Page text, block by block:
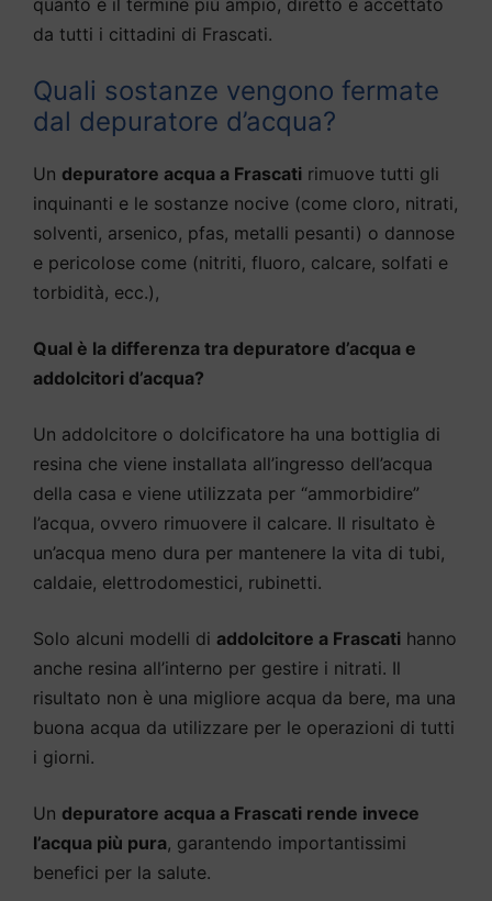
da tutti i cittadini di Frascati.
Quali sostanze vengono fermate
dal depuratore d’acqua?
Un depuratore acqua a Frascati rimuove tutti gli
inquinanti e le sostanze nocive (come cloro, nitrati,
solventi, arsenico, pfas, metalli pesanti) o dannose
e pericolose come (nitriti, fluoro, calcare, solfati e
torbidità, ecc.),
Qual è la differenza tra depuratore d’acqua e
addolcitori d’acqua?
Un addolcitore o dolcificatore ha una bottiglia di
resina che viene installata all’ingresso dell’acqua
della casa e viene utilizzata per “ammorbidire”
l’acqua, ovvero rimuovere il calcare. Il risultato è
un’acqua meno dura per mantenere la vita di tubi,
caldaie, elettrodomestici, rubinetti.
Solo alcuni modelli di addolcitore a Frascati hanno
anche resina all’interno per gestire i nitrati. Il
risultato non è una migliore acqua da bere, ma una
buona acqua da utilizzare per le operazioni di tutti
i giorni.
Un depuratore acqua a Frascati rende invece
l’acqua più pura, garantendo importantissimi
benefici per la salute.